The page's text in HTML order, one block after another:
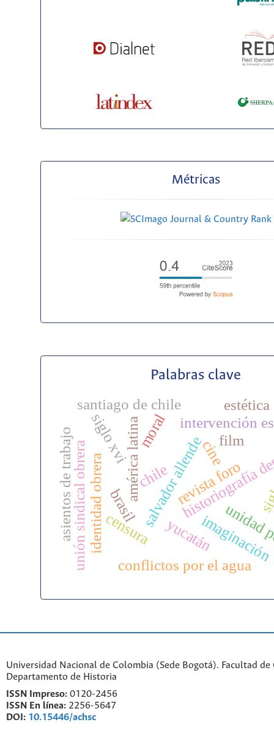
Métricas
Palabras clave
historiografía
américa latina
censura
cinefilm
chile
salvador allende
identidad obrera imaginación
moral
unión sindical obrera
asientos de trabajo
santiago de chile
siglo xvi
conflictos por el agua
intervención
yucatán
brasil revista foro
estética
Universidad Nacional de Colombia (Sede Bogotá). Facultad de
Departamento de Historia
ISSN Impreso: 0120-2456
ISSN En línea: 2256-5647
DOI: 10.15446/achsc